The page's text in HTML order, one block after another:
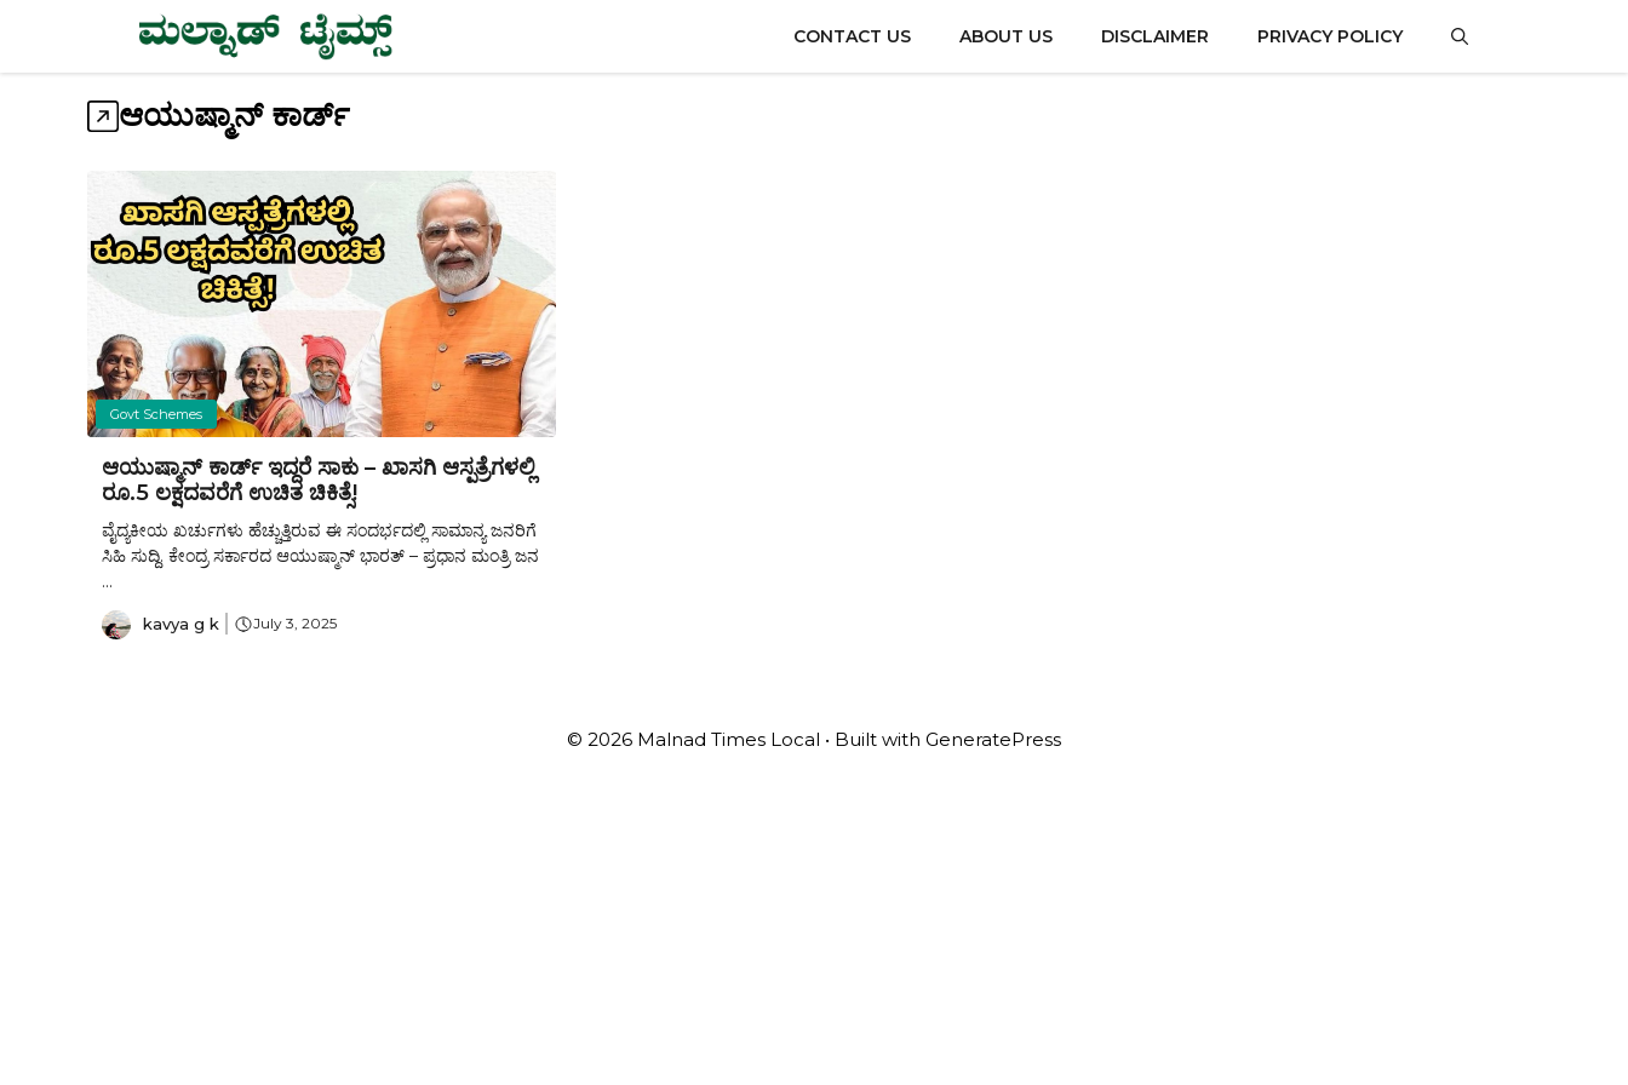
content
CONTACT US ABOUT US DISCLAIMER PRIVACY POLICY
ಆಯುಷ್ಮಾನ್ ಕಾರ್ಡ್
Govt Schemes
ಆಯುಷ್ಮಾನ್ ಕಾರ್ಡ್ ಇದ್ದರೆ ಸಾಕು – ಖಾಸಗಿ ಆಸ್ಪತ್ರೆಗಳಲ್ಲಿ
ರೂ.5 ಲಕ್ಷದವರೆಗೆ ಉಚಿತ ಚಿಕಿತ್ಸೆ!
ವೈದ್ಯಕೀಯ ಖರ್ಚುಗಳು ಹೆಚ್ಚುತ್ತಿರುವ ಈ ಸಂದರ್ಭದಲ್ಲಿ ಸಾಮಾನ್ಯ ಜನರಿಗೆ
ಸಿಹಿ ಸುದ್ದಿ. ಕೇಂದ್ರ ಸರ್ಕಾರದ ಆಯುಷ್ಮಾನ್ ಭಾರತ್ – ಪ್ರಧಾನ ಮಂತ್ರಿ ಜನ
...
kavya g k July 3, 2025
© 2026 Malnad Times Local • Built with GeneratePress